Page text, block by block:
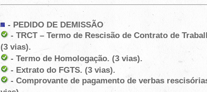
- PEDIDO DE DEMISSÃO
- TRCT – Termo de Rescisão de Contrato de
(3 vias).
- Termo de Homologação. (3 vias).
- Extrato do FGTS. (3 vias).
- Comprovante de pagamento de verbas